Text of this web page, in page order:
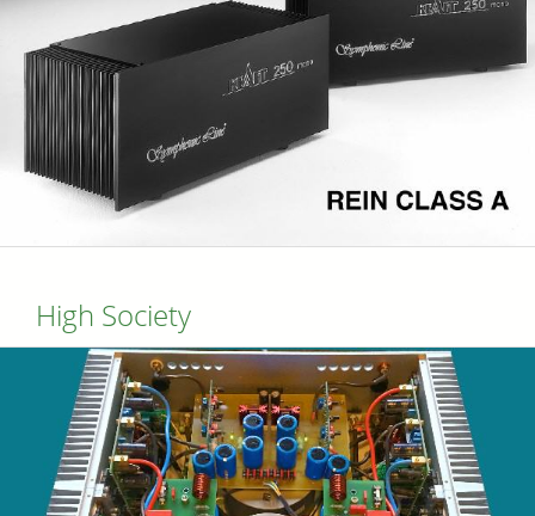
High Society